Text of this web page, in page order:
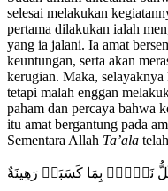
selesai melakukan
pertama dilakukan ialah
yang ia jalani. Ia amat
keuntungan, serta akan
kerugian. Maka,
tetapi malah enggan
paham dan percaya bahwa
itu amat bergantung pada
Sementara Allah Ta’ala
نَفۡسِۭ بِمَا كَسَبَتۡ رَهِينَةٌ